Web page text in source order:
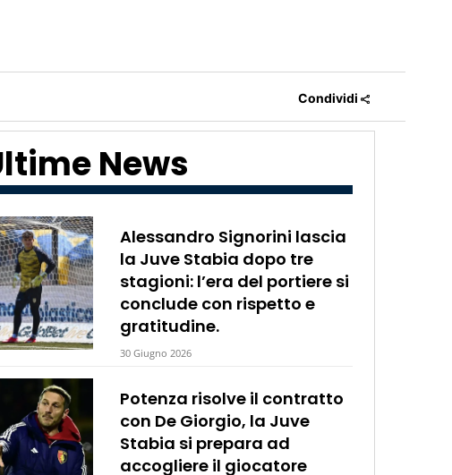
Condividi
News
Alessandro Signorini lascia
la Juve Stabia dopo tre
stagioni: l’era del portiere si
conclude con rispetto e
gratitudine.
30 Giugno 2026
Potenza risolve il contratto
con De Giorgio, la Juve
Stabia si prepara ad
accogliere il giocatore